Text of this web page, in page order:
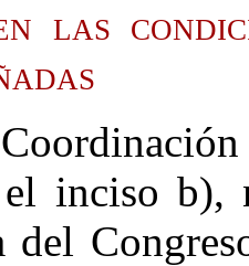
las
el inciso
del